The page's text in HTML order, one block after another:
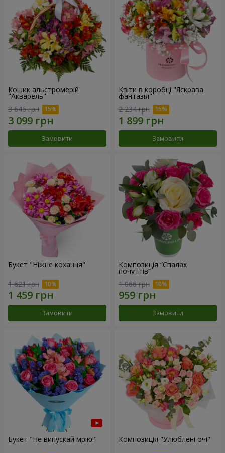
Кошик альстромерій
"Акварель"
3 646 грн
Замовити
Квіти в коробці "Яскрава
фантазія"
2 234 грн
Замовити
Букет "Ніжне кохання"
1 621 грн
Замовити
Композиція “Спалах
почуттів”
1 066 грн
Замовити
Букет "Не випускай мрію!" Композиція "Улюблені очі"